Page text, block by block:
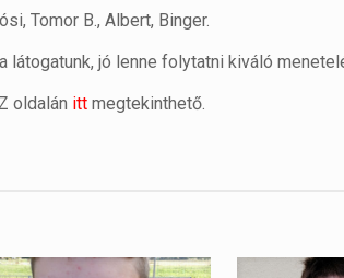
Tomor B., Albert, Binger.
látogatunk, jó lenne folytatni kiváló
oldalán itt megtekinthető.